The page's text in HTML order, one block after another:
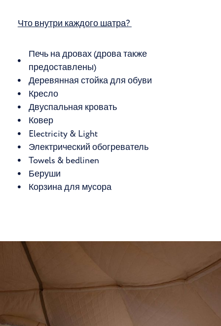
Что внутри каждого шатра?
Печь на дровах (дрова также
предоставлены)
Деревянная стойка для обуви
Кресло
Двуспальная кровать
Ковер
Electricity & Light
Электрический обогреватель
Towels & bedlinen
Беруши
Корзина для мусора